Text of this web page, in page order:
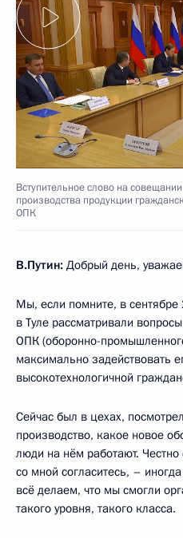
Вступительное слово на
производства продукции
ОПК
В.Путин: Добрый день,
Мы, если помните, в
в Туле рассматривали
ОПК (оборонно-
максимально задействовать
высокотехнологичной
Сейчас был в цехах,
производство, какое новое
люди на нём работают.
со мной согласитесь, –
всё делаем, что мы смогли
такого уровня, такого класса.